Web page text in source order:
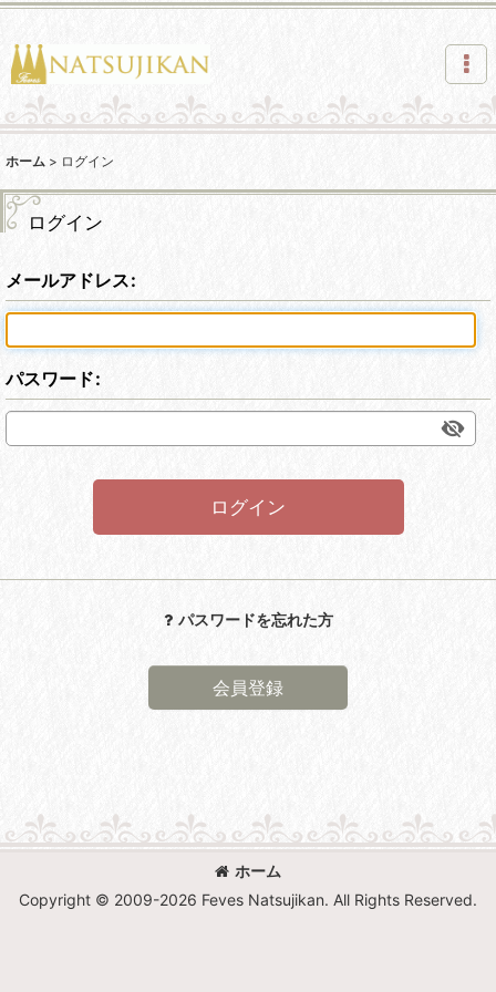
ホーム > ログイン
ログイン
メールアドレス:
パスワード:
ログイン
パスワードを忘れた方
会員登録
ホーム
Copyright © 2009-2026 Feves Natsujikan. All Rights Reserved.